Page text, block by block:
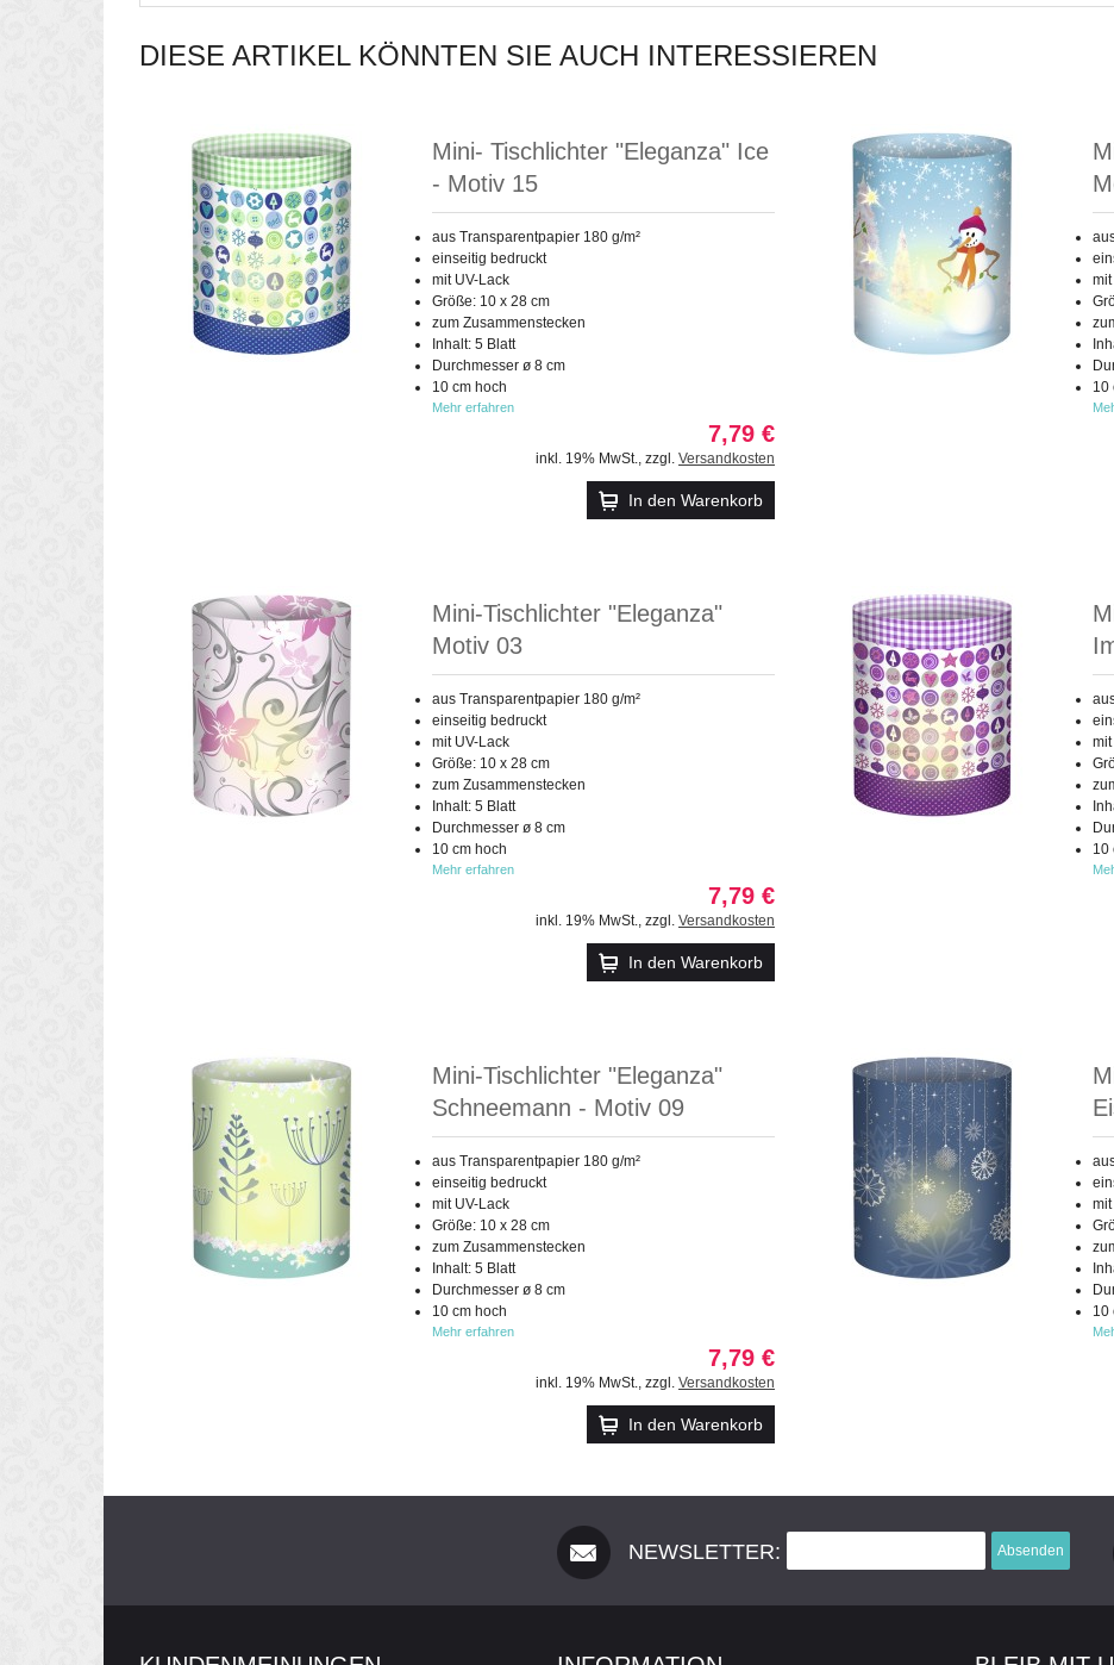
DIESE ARTIKEL KÖNNTEN SIE AUCH INTERESSIEREN
Mini- Tischlichter "Eleganza" Ice
- Motiv 15
aus Transparentpapier 180 g/m²
einseitig bedruckt
mit UV-Lack
Größe: 10 x 28 cm
zum Zusammenstecken
Inhalt: 5 Blatt
Durchmesser ø 8 cm
10 cm hoch
Mehr erfahren
7,79 €
inkl. 19% MwSt., zzgl. Versandkosten
In den Warenkorb
10
Mini-Tischlichter "Eleganza"
Motiv 03
aus Transparentpapier 180 g/m²
einseitig bedruckt
mit UV-Lack
Größe: 10 x 28 cm
zum Zusammenstecken
Inhalt: 5 Blatt
Durchmesser ø 8 cm
10 cm hoch
Mehr erfahren
7,79 €
inkl. 19% MwSt., zzgl. Versandkosten
In den Warenkorb
10
Mini-Tischlichter "Eleganza"
Schneemann - Motiv 09
aus Transparentpapier 180 g/m²
einseitig bedruckt
mit UV-Lack
Größe: 10 x 28 cm
zum Zusammenstecken
Inhalt: 5 Blatt
Durchmesser ø 8 cm
10 cm hoch
Mehr erfahren
7,79 €
inkl. 19% MwSt., zzgl. Versandkosten
In den Warenkorb
10
NEWSLETTER: Absenden